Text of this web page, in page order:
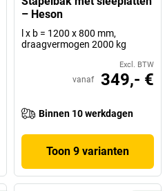
– Heson
l x b = 1200 x 800 mm,
draagvermogen 2000 kg
Excl. BTW
vanaf 349,- €
Binnen 10 werkdagen
Toon 9 varianten